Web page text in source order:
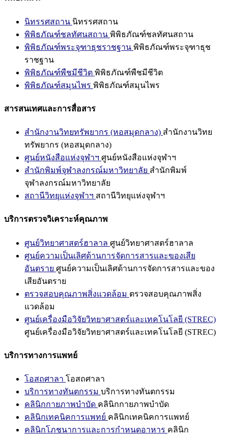
นิทรรศสถาน นิทรรศสถาน
พิพิธภัณฑ์ชลทัศนสถาน พิพิธภัณฑ์ชลทัศนสถาน
พิพิธภัณฑ์พระจุฑาธุชราชฐาน พิพิธภัณฑ์พระจุฑาธุช
ราชฐาน
พิพิธภัณฑ์พืชมีชีวิต พิพิธภัณฑ์พืชมีชีวิต
พิพิธภัณฑ์สมุนไพร พิพิธภัณฑ์สมุนไพร
สารสนเทศและการสื่อสาร
สำนักงานวิทยทรัพยากร (หอสมุดกลาง) สำนักงานวิทย
ทรัพยากร (หอสมุดกลาง)
ศูนย์หนังสือแห่งจุฬาฯ ศูนย์หนังสือแห่งจุฬาฯ
สำนักพิมพ์จุฬาลงกรณ์มหาวิทยาลัย สำนักพิมพ์
จุฬาลงกรณ์มหาวิทยาลัย
สถานีวิทยุแห่งจุฬาฯ สถานีวิทยุแห่งจุฬาฯ
บริการตรวจวิเคราะห์คุณภาพ
ศูนย์วิทยาศาสตร์ฮาลาล ศูนย์วิทยาศาสตร์ฮาลาล
ศูนย์ความเป็นเลิศด้านการจัดการสารและของเสีย
อันตราย ศูนย์ความเป็นเลิศด้านการจัดการสารและของ
เสียอันตราย
ตรวจสอบคุณภาพสิ่งแวดล้อม ตรวจสอบคุณภาพสิ่ง
แวดล้อม
ศูนย์เครื่องมือวิจัยวิทยาศาสตร์และเทคโนโลยี (STREC)
ศูนย์เครื่องมือวิจัยวิทยาศาสตร์และเทคโนโลยี (STREC)
บริการทางการแพทย์
โอสถศาลา โอสถศาลา
บริการทางทันตกรรม บริการทางทันตกรรม
คลินิกกายภาพบำบัด คลินิกกายภาพบำบัด
คลินิกเทคนิคการแพทย์ คลินิกเทคนิคการแพทย์
คลินิกโภชนาการและการกำหนดอาหาร คลินิก